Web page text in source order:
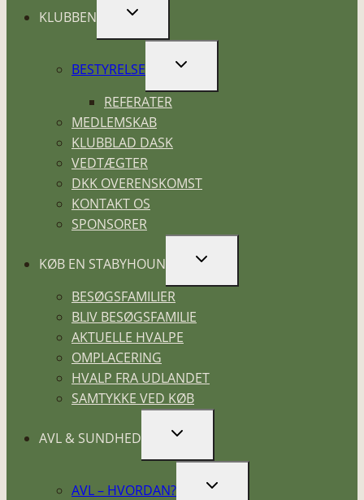
KLUBBEN
SKIFT
BESTYRELSE
SKIFT
REFERATER
MEDLEMSKAB
KLUBBLAD DASK
VEDTÆGTER
DKK OVERENSKOMST
KONTAKT OS
SPONSORER
KØB EN STABYHOUN
SKIFT
BESØGSFAMILIER
BLIV BESØGSFAMILIE
AKTUELLE HVALPE
OMPLACERING
HVALP FRA UDLANDET
SAMTYKKE VED KØB
AVL & SUNDHED
SKIFT
AVL – HVORDAN?
SKIFT